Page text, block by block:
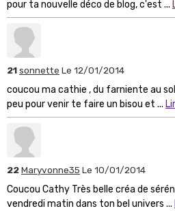
pour ta nouvelle déco de blog, c'est ...
21sonnette Le 12/01/2014
coucou ma cathie , du farniente au
peu pour venir te faire un bisou et ...
22Maryvonne35 Le 10/01/2014
Coucou Cathy Très belle créa de
vendredi matin dans ton bel univers ...